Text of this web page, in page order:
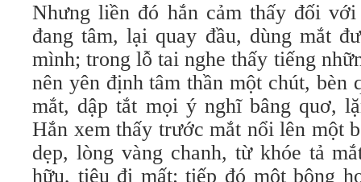
Nhưng liền đó hắn cảm thấy đối
đang tâm, lại quay đầu, dùng mắt
mình; trong lỗ tai nghe thấy tiếng
nên yên định tâm thần một chút, bèn
mắt, dập tắt mọi ý nghĩ bâng quơ,
Hắn xem thấy trước mắt nổi lên một
dẹp, lòng vàng chanh, từ khóe tả
hữu, tiêu đi mất; tiếp đó một bông